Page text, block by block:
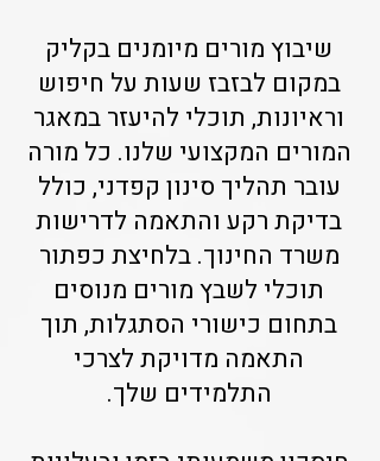
שיבוץ מורים מיומנים בקליק
במקום לבזבז שעות על חיפוש
וראיונות, תוכלי להיעזר במאגר
המורים המקצועי שלנו. כל מורה
עובר תהליך סינון קפדני, כולל
בדיקת רקע והתאמה לדרישות
משרד החינוך. בלחיצת כפתור
תוכלי לשבץ מורים מנוסים
בתחום כישורי הסתגלות, תוך
התאמה מדויקת לצרכי
התלמידים שלך.